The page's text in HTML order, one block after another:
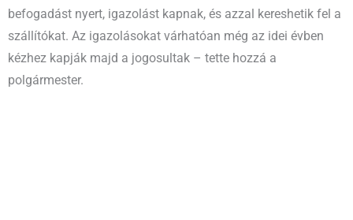
befogadást nyert, igazolást kapnak, és azzal kereshetik fel a
szállítókat. Az igazolásokat várhatóan még az idei évben
kézhez kapják majd a jogosultak – tette hozzá a
polgármester.